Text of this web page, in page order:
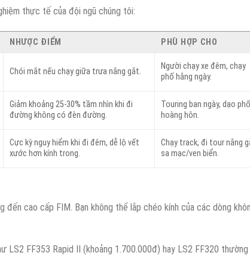
thực tế của đội ngũ chúng tôi:
NHƯỢC ĐIỂM PHÙ HỢP CHO
Chói mắt nếu chạy giữa trưa nắng gắt.
Người chạy xe đêm, chạy
phố hằng ngày.
Giảm khoảng 25-30% tầm nhìn khi đi
đường không có đèn đường.
Touring ban ngày, dạo phố
hoàng hôn.
Cực kỳ nguy hiểm khi đi đêm, dễ lộ vết
xước hơn kính trong.
Chạy track, đi tour nắng
sa mạc/ven biển.
cao cấp FIM. Bạn không thể lắp chéo kính của các dòng
LS2 FF353 Rapid II (khoảng 1.700.000đ) hay LS2 FF320 thường